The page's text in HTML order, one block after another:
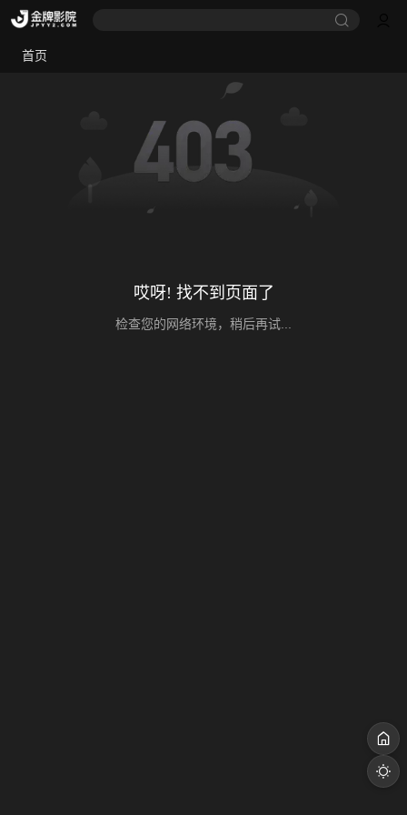
首页
哎呀! 找不到页面了
检查您的网络环境，稍后再试...